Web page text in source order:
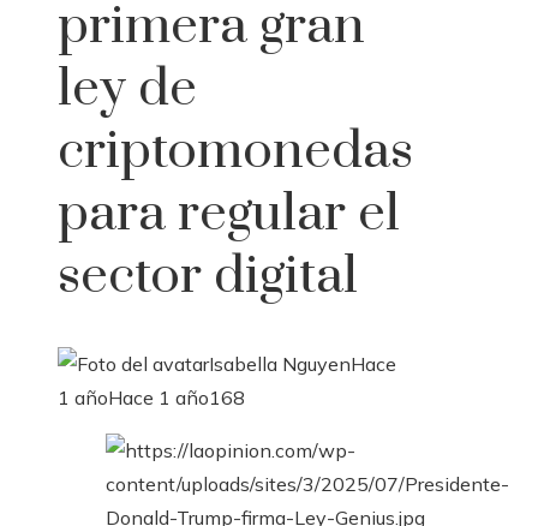
primera gran
ley de
criptomonedas
para regular el
sector digital
Isabella NguyenHace
1 añoHace 1 año168